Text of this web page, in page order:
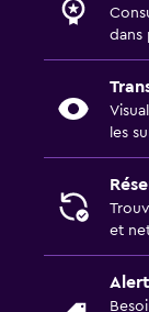
dans
les
et